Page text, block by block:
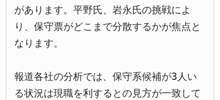
があります。平野氏、岩永氏の挑戦によ
り、保守票がどこまで分散するかが焦点と
なります。
報道各社の分析では、保守系候補が3人い
る状況は現職を利するとの見方が一致して